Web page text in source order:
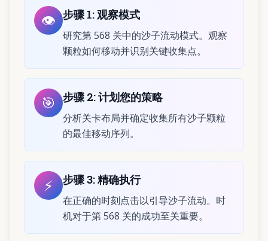
👁️ 步骤 1:观察模式
研究第 568 关中的沙子流动模式。观察
颗粒如何移动并识别关键收集点。
🎯 步骤 2:计划您的策略
分析关卡布局并确定收集所有沙子颗粒
的最佳移动序列。
⚡ 步骤3:精确执行
在正确的时刻点击以引导沙子流动。时
机对于第 568 关的成功至关重要。